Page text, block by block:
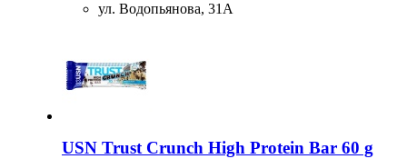
ул. Водопьянова, 31А
USN Trust Crunch High Protein Bar 60 g